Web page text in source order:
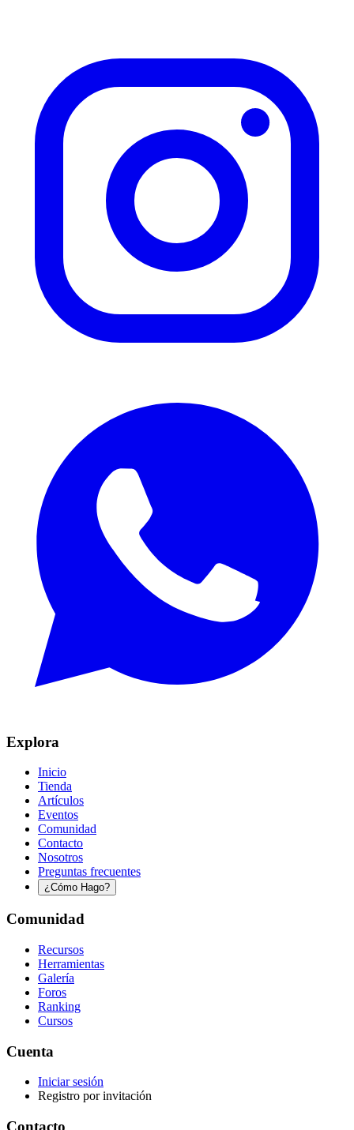
Explora
Inicio
Tienda
Artículos
Eventos
Comunidad
Contacto
Nosotros
Preguntas frecuentes
¿Cómo Hago?
Comunidad
Recursos
Herramientas
Galería
Foros
Ranking
Cursos
Cuenta
Iniciar sesión
Registro por invitación
Contacto